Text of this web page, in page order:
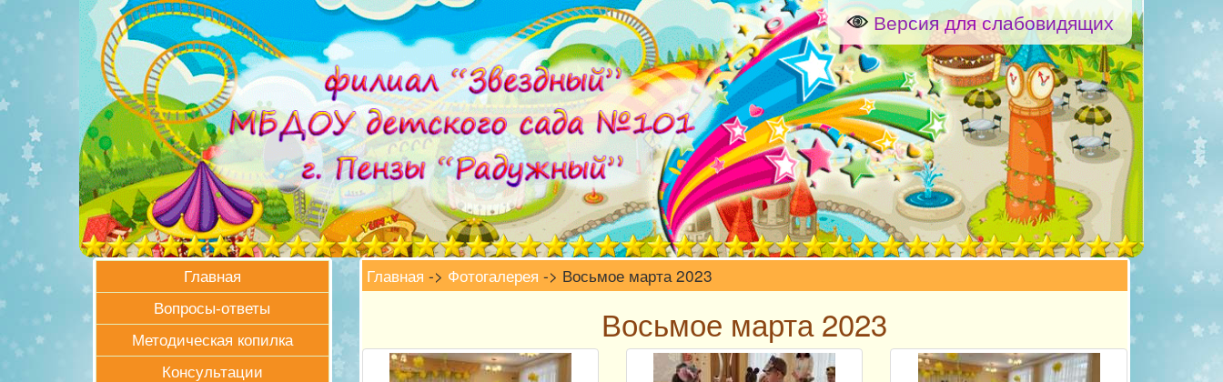
Версия для слабовидящих
Главная
Вопросы-ответы
Методическая копилка
Консультации
Главная -> Фотогалерея -> Восьмое марта 2023
Восьмое марта 2023